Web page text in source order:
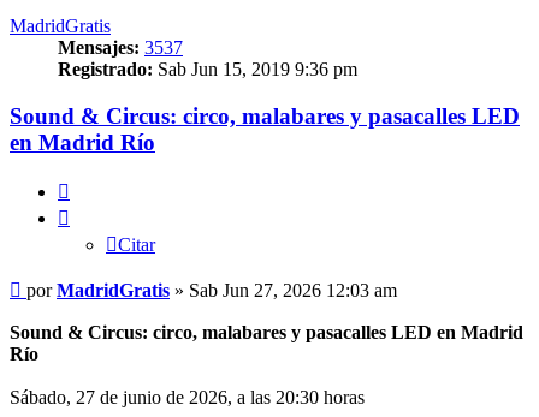
MadridGratis
Mensajes: 3537
Registrado: Sab Jun 15, 2019 9:36 pm
Sound & Circus: circo, malabares y pasacalles LED
en Madrid Río
Citar
Mensaje
porMadridGratis » Sab Jun 27, 2026 12:03 am
Sound & Circus: circo, malabares y pasacalles LED en Madrid
Río
Sábado, 27 de junio de 2026, a las 20:30 horas